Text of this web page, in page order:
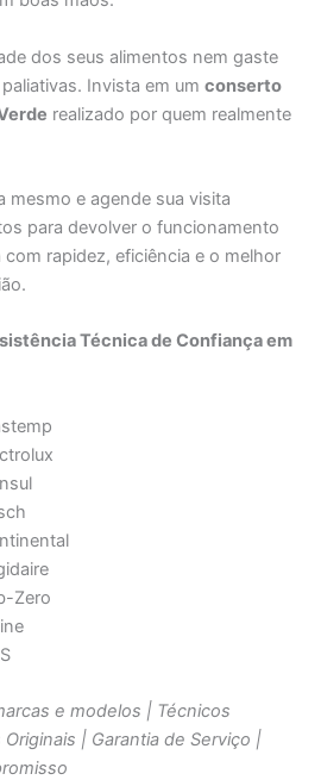
dos seus alimentos nem gaste
Invista em umconserto
realizado por quem realmente
mesmo e agende sua visita
para devolver o funcionamento
com rapidez, eficiência e o melhor
Técnica de Confiança em
Zero
e modelos | Técnicos
| Garantia de Serviço |